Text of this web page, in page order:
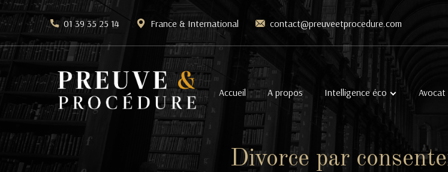
01 39 35 25 14 France & International contact@preuveetprocedure.com
Accueil A propos Intelligence éco Avocat
Divorce par